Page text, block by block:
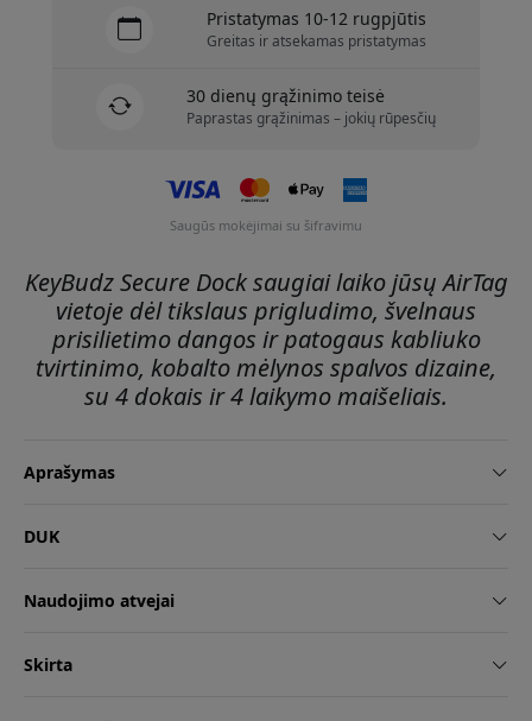
Pristatymas 10-12 rugpjūtis
Greitas ir atsekamas pristatymas
30 dienų grąžinimo teisė
Paprastas grąžinimas – jokių rūpesčių
Saugūs mokėjimai su šifravimu
KeyBudz Secure Dock saugiai laiko jūsų AirTag
vietoje dėl tikslaus prigludimo, švelnaus
prisilietimo dangos ir patogaus kabliuko
tvirtinimo, kobalto mėlynos spalvos dizaine,
su 4 dokais ir 4 laikymo maišeliais.
Aprašymas
DUK
Naudojimo atvejai
Skirta